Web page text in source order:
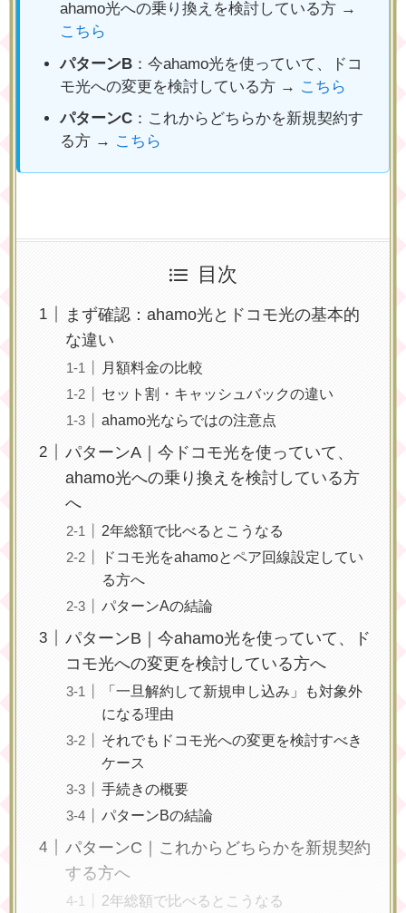
ahamo光への乗り換えを検討している方 →
こちら
パターンB ：今ahamo光を使っていて、ドコ
モ光への変更を検討している方 → こちら
パターンC ：これからどちらかを新規契約す
る方 → こちら
目次
まず確認：ahamo光とドコモ光の基本的
な違い
月額料金の比較
セット割・キャッシュバックの違い
ahamo光ならではの注意点
パターンA｜今ドコモ光を使っていて、
ahamo光への乗り換えを検討している方
へ
2年総額で比べるとこうなる
ドコモ光をahamoとペア回線設定してい
る方へ
パターンAの結論
パターンB｜今ahamo光を使っていて、ド
コモ光への変更を検討している方へ
「一旦解約して新規申し込み」も対象外
になる理由
それでもドコモ光への変更を検討すべき
ケース
手続きの概要
パターンBの結論
パターンC｜これからどちらかを新規契約
する方へ
2年総額で比べるとこうなる